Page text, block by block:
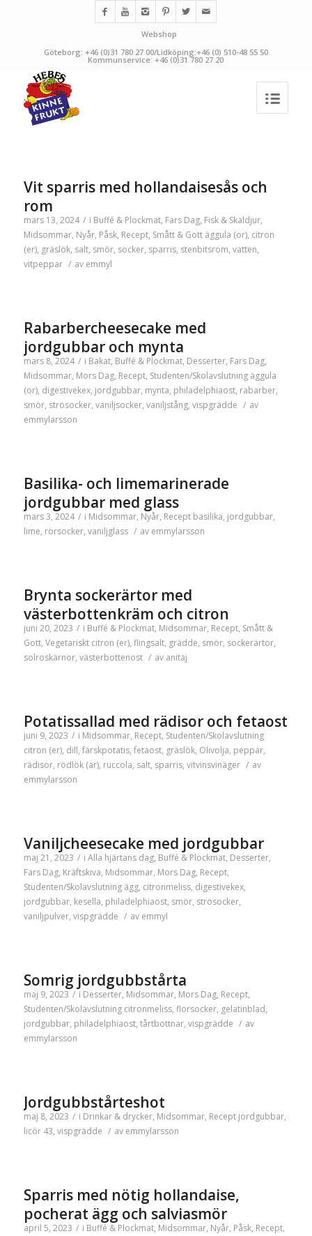
Webshop
Göteborg: +46 (0)31 780 27 00/Lidköping:+46 (0) 510-48 55 50
Kommunservice: +46 (0)31 780 27 20
Vit sparris med hollandaisesås och
rom
mars 13, 2024 / i Buffé & Plockmat, Fars Dag, Fisk & Skaldjur,
Midsommar, Nyår, Påsk, Recept, Smått & Gott äggula (or), citron
(er), gräslök, salt, smör, socker, sparris, stenbitsrom, vatten,
vitpeppar / av emmyl
Rabarbercheesecake med
jordgubbar och mynta
mars 8, 2024 / i Bakat, Buffé & Plockmat, Desserter, Fars Dag,
Midsommar, Mors Dag, Recept, Studenten/Skolavslutning äggula
(or), digestivekex, jordgubbar, mynta, philadelphiaost, rabarber,
smör, strösocker, vaniljsocker, vaniljstång, vispgrädde / av
emmylarsson
Basilika- och limemarinerade
jordgubbar med glass
mars 3, 2024 / i Midsommar, Nyår, Recept basilika, jordgubbar,
lime, rörsocker, vaniljglass / av emmylarsson
Brynta sockerärtor med
västerbottenkräm och citron
juni 20, 2023 / i Buffé & Plockmat, Midsommar, Recept, Smått &
Gott, Vegetariskt citron (er), flingsalt, grädde, smör, sockerärtor,
solroskärnor, västerbottenost / av anitaj
Potatissallad med rädisor och fetaost
juni 9, 2023 / i Midsommar, Recept, Studenten/Skolavslutning
citron (er), dill, färskpotatis, fetaost, gräslök, Olivolja, peppar,
rädisor, rödlök (ar), ruccola, salt, sparris, vitvinsvinäger / av
emmylarsson
Vaniljcheesecake med jordgubbar
maj 21, 2023 / i Alla hjärtans dag, Buffé & Plockmat, Desserter,
Fars Dag, Kräftskiva, Midsommar, Mors Dag, Recept,
Studenten/Skolavslutning ägg, citronmeliss, digestivekex,
jordgubbar, kesella, philadelphiaost, smör, strösocker,
vaniljpulver, vispgrädde / av emmyl
Somrig jordgubbstårta
maj 9, 2023 / i Desserter, Midsommar, Mors Dag, Recept,
Studenten/Skolavslutning citronmeliss, florsocker, gelatinblad,
jordgubbar, philadelphiaost, tårtbottnar, vispgrädde / av
emmylarsson
Jordgubbstårteshot
maj 8, 2023 / i Drinkar & drycker, Midsommar, Recept jordgubbar,
licör 43, vispgrädde / av emmylarsson
Sparris med nötig hollandaise,
pocherat ägg och salviasmör
april 5, 2023 / i Buffé & Plockmat, Midsommar, Nyår, Påsk, Recept,